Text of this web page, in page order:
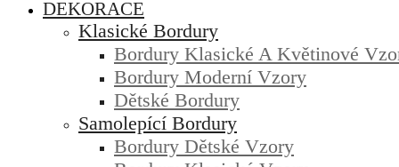
DEKORACE
Klasické Bordury
Bordury Klasické A Květinové
Bordury Moderní Vzory
Dětské Bordury
Samolepící Bordury
Bordury Dětské Vzory